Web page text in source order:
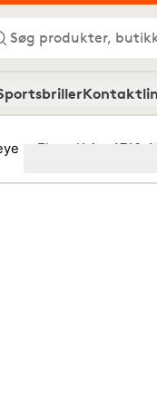
Søg produkter,
Fleye Kvist 4710